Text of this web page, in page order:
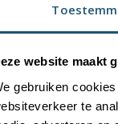
website maakt
gebruiken
te
wasbaar op 40
vlag Landerd
is van hoge